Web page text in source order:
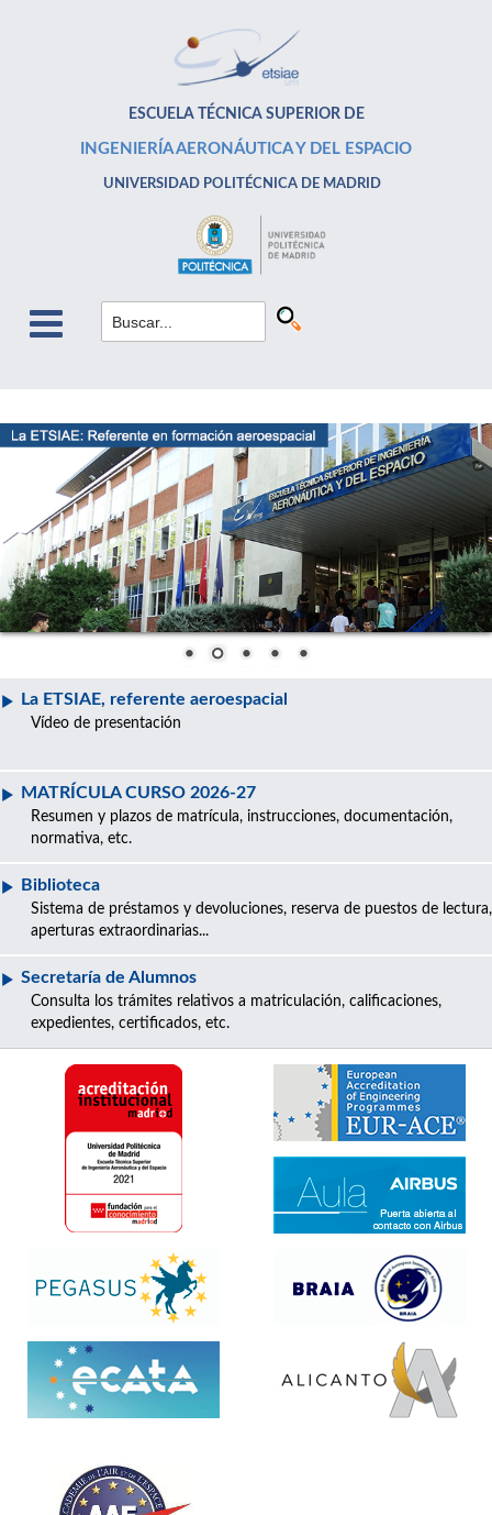
ESCUELA TÉCNICA SUPERIOR DE
INGENIERÍA AERONÁUTICA Y DEL ESPACIO
UNIVERSIDAD POLITÉCNICA DE MADRID
La ETSIAE, referente aeroespacial
Vídeo de presentación
MATRÍCULA CURSO 2026-27
Resumen y plazos de matrícula, instrucciones, documentación,
normativa, etc.
Biblioteca
Sistema de préstamos y devoluciones, reserva de puestos de lectura,
aperturas extraordinarias...
Secretaría de Alumnos
Consulta los trámites relativos a matriculación, calificaciones,
expedientes, certificados, etc.